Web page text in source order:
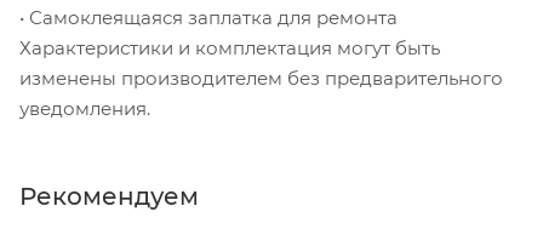
• Самоклеящаяся заплатка для ремонта
Характеристики и комплектация могут быть
изменены производителем без предварительного
уведомления.
Рекомендуем